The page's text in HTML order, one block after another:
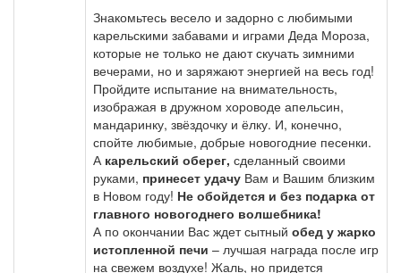
Знакомьтесь весело и задорно с любимыми
карельскими забавами и играми Деда Мороза,
которые не только не дают скучать зимними
вечерами, но и заряжают энергией на весь год!
Пройдите испытание на внимательность,
изображая в дружном хороводе апельсин,
мандаринку, звёздочку и ёлку. И, конечно,
спойте любимые, добрые новогодние песенки.
А карельский оберег, сделанный своими
руками, принесет удачу Вам и Вашим близким
в Новом году! Не обойдется и без подарка от
главного новогоднего волшебника!
А по окончании Вас ждет сытный обед у жарко
истопленной печи – лучшая награда после игр
на свежем воздухе! Жаль, но придется